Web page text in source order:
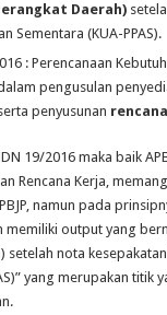
Daerah)
Sementara (KUA-PPAS).
: Perencanaan
pengusulan
penyusunan rencana
19/2016 maka baik
Rencana Kerja,
namun pada
memiliki output yang
setelah nota
yang merupakan titik